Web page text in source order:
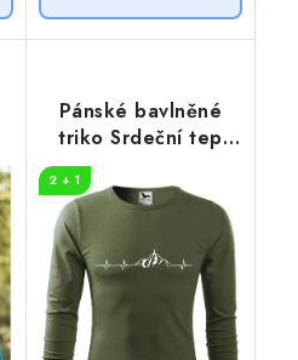
Pánské bavlněné
triko Srdeční tep
2 + 1